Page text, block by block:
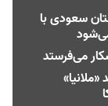
سعودی با
می‌شود
می‌فرستد